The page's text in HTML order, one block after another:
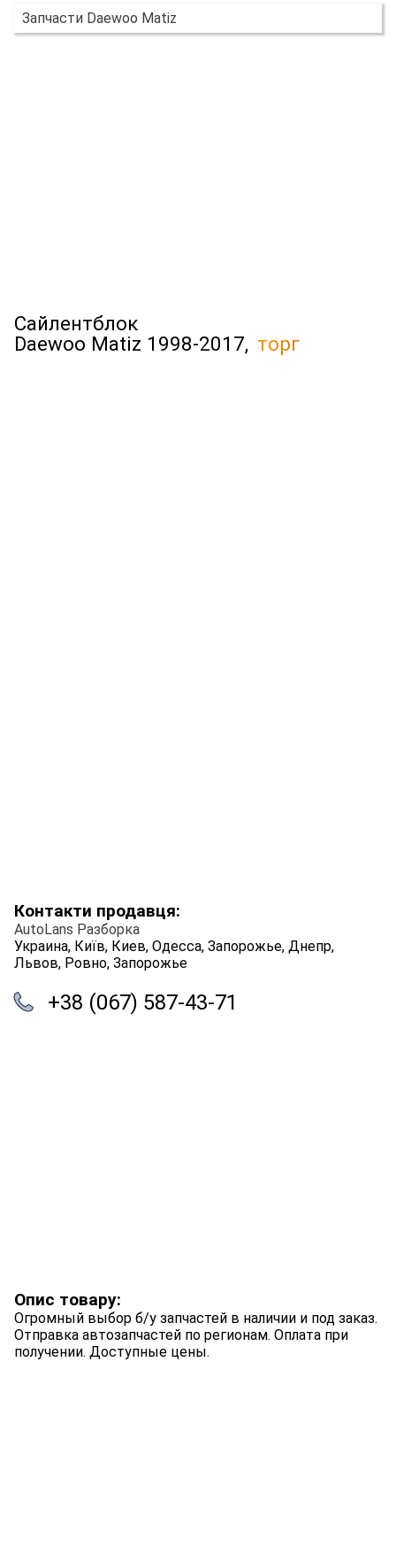
Запчасти Daewoo Matiz
Сайлентблок
Daewoo Matiz 1998-2017, торг
Контакти продавця:
AutoLans Разборка
Украина, Київ, Киев, Одесса, Запорожье, Днепр,
Львов, Ровно, Запорожье
+38 (067) 587-43-71
Опис товару:
Огромный выбор б/у запчастей в наличии и под заказ.
Отправка автозапчастей по регионам. Оплата при
получении. Доступные цены.